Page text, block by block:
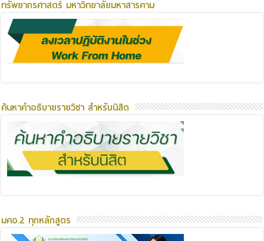
ทรัพยากรศาสตร์ มหาวิทยาลัยมหาสารคาม
ค้นหาคำอธิบายรายวิชา สำหรับนิสิต
มคอ.2 ทุกหลักสูตร